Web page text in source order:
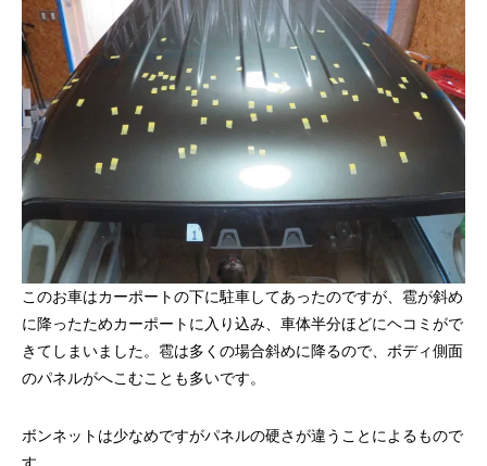
このお車はカーポートの下に駐車してあったのですが、雹が斜め
に降ったためカーポートに入り込み、車体半分ほどにヘコミがで
きてしまいました。雹は多くの場合斜めに降るので、ボディ側面
のパネルがへこむことも多いです。
ボンネットは少なめですがパネルの硬さが違うことによるもので
す。